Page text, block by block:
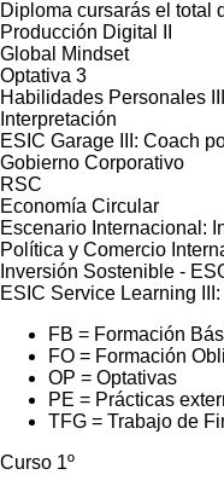
Diploma cursarás el total
Producción Digital II
Global Mindset
Optativa 3
Habilidades Personales
Interpretación
ESIC Garage III: Coach
Gobierno Corporativo
RSC
Economía Circular
Escenario Internacional:
Política y Comercio
Inversión Sostenible -
ESIC Service Learning
FB = Formación
FO = Formación
OP = Optativas
PE = Prácticas
TFG = Trabajo de
Curso 1º